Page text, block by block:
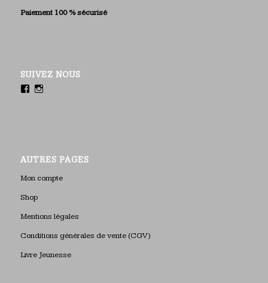
Paiement 100 % sécurisé
SUIVEZ NOUS
AUTRES PAGES
Mon compte
Shop
Mentions légales
Conditions générales de vente (CGV)
Livre Jeunesse